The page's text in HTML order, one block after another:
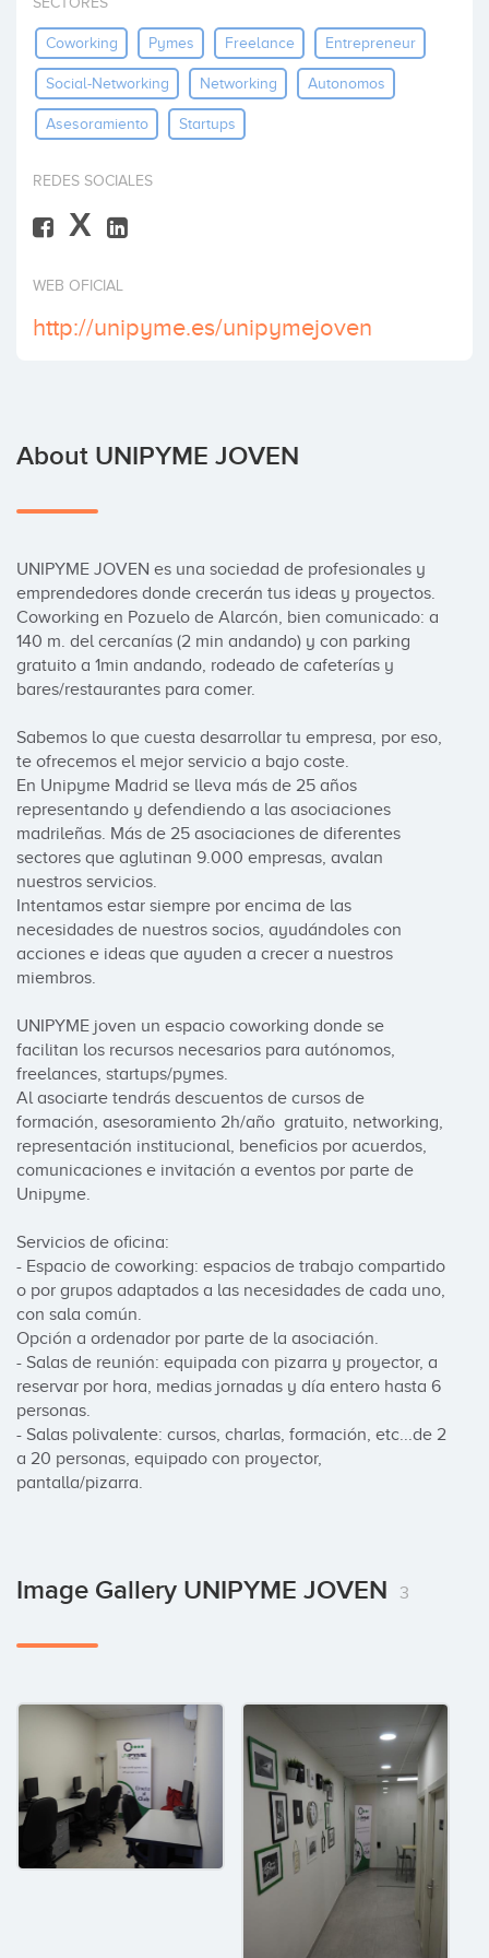
Coworking Pymes Freelance Entrepreneur
Social-Networking Networking Autonomos
Asesoramiento Startups
REDES SOCIALES
X
WEB OFICIAL
http://unipyme.es/unipymejoven
About UNIPYME JOVEN
UNIPYME JOVEN es una sociedad de profesionales y
emprendedores donde crecerán tus ideas y proyectos.
Coworking en Pozuelo de Alarcón, bien comunicado: a
140 m. del cercanías (2 min andando) y con parking
gratuito a 1min andando, rodeado de cafeterías y
bares/restaurantes para comer.
Sabemos lo que cuesta desarrollar tu empresa, por eso,
te ofrecemos el mejor servicio a bajo coste.
En Unipyme Madrid se lleva más de 25 años
representando y defendiendo a las asociaciones
madrileñas. Más de 25 asociaciones de diferentes
sectores que aglutinan 9.000 empresas, avalan
nuestros servicios.
Intentamos estar siempre por encima de las
necesidades de nuestros socios, ayudándoles con
acciones e ideas que ayuden a crecer a nuestros
miembros.
UNIPYME joven un espacio coworking donde se
facilitan los recursos necesarios para autónomos,
freelances, startups/pymes.
Al asociarte tendrás descuentos de cursos de
formación, asesoramiento 2h/año  gratuito, networking,
representación institucional, beneficios por acuerdos,
comunicaciones e invitación a eventos por parte de
Unipyme.
Servicios de oficina:
- Espacio de coworking: espacios de trabajo compartido
o por grupos adaptados a las necesidades de cada uno,
con sala común.
Opción a ordenador por parte de la asociación.
- Salas de reunión: equipada con pizarra y proyector, a
reservar por hora, medias jornadas y día entero hasta 6
personas.
- Salas polivalente: cursos, charlas, formación, etc...de 2
a 20 personas, equipado con proyector,
pantalla/pizarra.
Image Gallery UNIPYME JOVEN 3